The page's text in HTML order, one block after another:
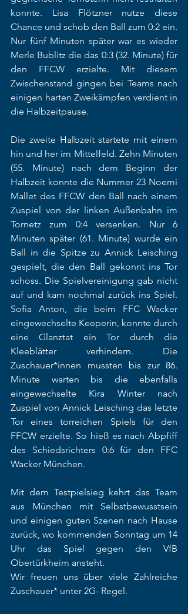
konnte. Lisa Flötzner nutze diese
Chance und schob den Ball zum 0:2 ein.
Nur fünf Minuten später war es wieder
Merle Bublitz die das 0:3 (32. Minute) für
den FFCW erzielte. Mit diesem
Zwischenstand gingen bei Teams nach
einigen harten Zweikämpfen verdient in
die Halbzeitpause.
Die zweite Halbzeit startete mit einem
hin und her im Mittelfeld. Zehn Minuten
(55. Minute) nach dem Beginn der
Halbzeit konnte die Nummer 23 Noemi
Mallet des FFCW den Ball nach einem
Zuspiel von der linken Außenbahn im
Tornetz zum 0:4 versenken. Nur 6
Minuten später (61. Minute) wurde ein
Ball in die Spitze zu Annick Leisching
gespielt, die den Ball gekonnt ins Tor
schoss. Die Spielvereinigung gab nicht
auf und kam nochmal zurück ins Spiel.
Sofia Anton, die beim FFC Wacker
eingewechselte Keeperin, konnte durch
eine Glanztat ein Tor durch die
Kleeblätter verhindern. Die
Zuschauer*innen mussten bis zur 86.
Minute warten bis die ebenfalls
eingewechselte Kira Winter nach
Zuspiel von Annick Leisching das letzte
Tor eines torreichen Spiels für den
FFCW erzielte. So hieß es nach Abpfiff
des Schiedsrichters 0:6 für den FFC
Wacker München.
Mit dem Testpielsieg kehrt das Team
aus München mit Selbstbewusstsein
und einigen guten Szenen nach Hause
zurück, wo kommenden Sonntag um 14
Uhr das Spiel gegen den VfB
Obertürkheim ansteht.
Wir freuen uns über viele Zahlreiche
Zuschauer* unter 2G- Regel.